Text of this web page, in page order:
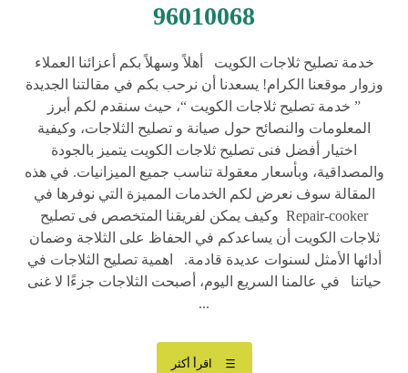
96010068
خدمة تصليح ثلاجات الكويت أهلاً وسهلاً بكم أعزائنا العملاء
وزوار موقعنا الكرام! يسعدنا أن نرحب بكم في مقالتنا الجديدة
” خدمة تصليح ثلاجات الكويت “، حيث سنقدم لكم أبرز
المعلومات والنصائح حول صيانة و تصليح الثلاجات، وكيفية
اختيار أفضل فنى تصليح ثلاجات الكويت يتميز بالجودة
والمصداقية، وبأسعار معقولة تناسب جميع الميزانيات. في هذه
المقالة سوف نعرض لكم الخدمات المميزة التي نوفرها في
Repair-cooker وكيف يمكن لفريقنا المتخصص فى تصليح
ثلاجات الكويت أن يساعدكم في الحفاظ على الثلاجة وضمان
أدائها الأمثل لسنوات عديدة قادمة. اهمية تصليح الثلاجات في
حياتنا في عالمنا السريع اليوم، أصبحت الثلاجات جزءًا لا غنى
...
اقرأ أكثر